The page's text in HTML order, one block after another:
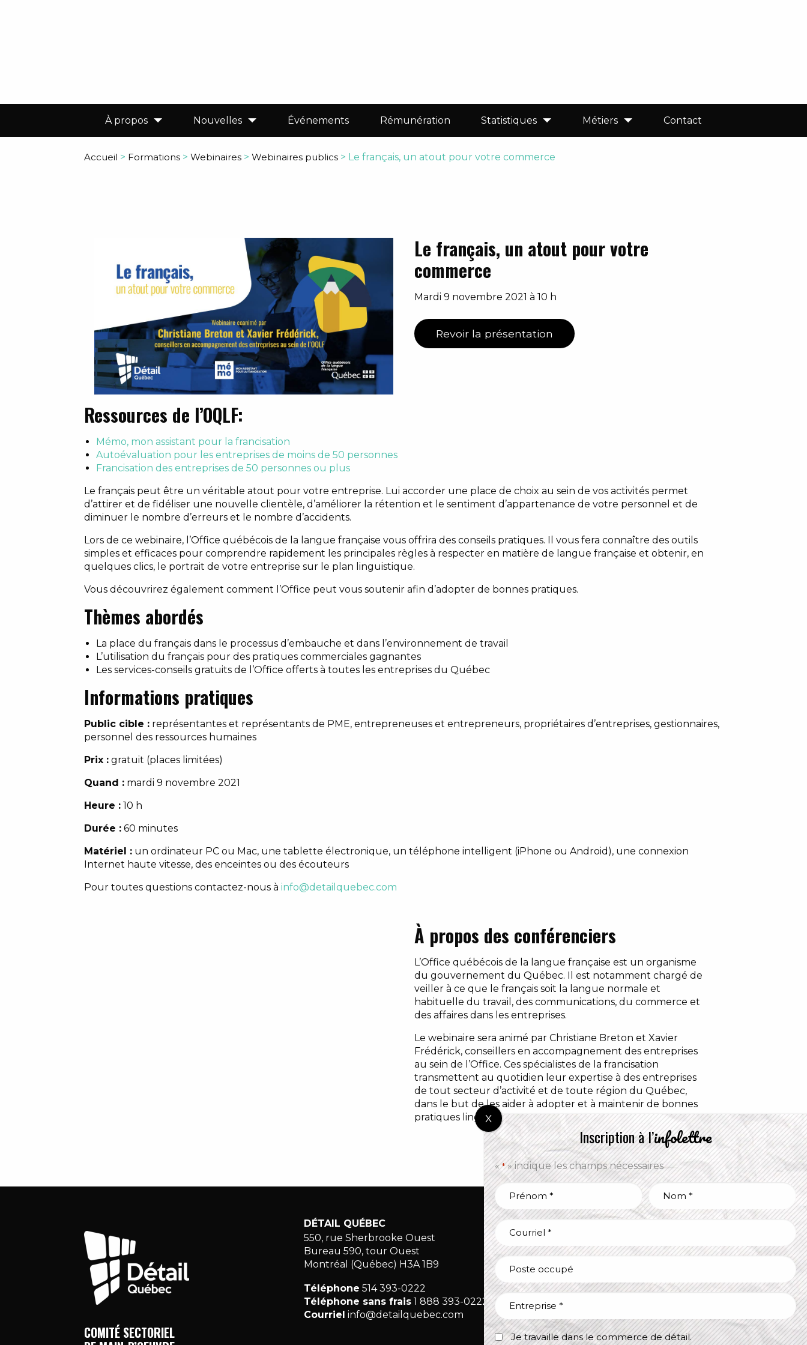
À propos Nouvelles Événements Rémunération Statistiques Métiers Contact
Accueil > Formations> Webinaires> Webinaires publics> Le français, un atout pour votre commerce
Le français, un atout pour votre
commerce
Mardi 9 novembre 2021 à 10 h
Revoir la présentation
Ressources de l’OQLF:
Mémo, mon assistant pour la francisation
Autoévaluation pour les entreprises de moins de 50 personnes
Francisation des entreprises de 50 personnes ou plus
Le français peut être un véritable atout pour votre entreprise. Lui accorder une place de choix au sein de vos activités permet
d’attirer et de fidéliser une nouvelle clientèle, d’améliorer la rétention et le sentiment d’appartenance de votre personnel et de
diminuer le nombre d’erreurs et le nombre d’accidents.
Lors de ce webinaire, l’Office québécois de la langue française vous offrira des conseils pratiques. Il vous fera connaître des outils
simples et efficaces pour comprendre rapidement les principales règles à respecter en matière de langue française et obtenir, en
quelques clics, le portrait de votre entreprise sur le plan linguistique.
Vous découvrirez également comment l’Office peut vous soutenir afin d’adopter de bonnes pratiques.
Thèmes abordés
La place du français dans le processus d’embauche et dans l’environnement de travail
L’utilisation du français pour des pratiques commerciales gagnantes
Les services-conseils gratuits de l’Office offerts à toutes les entreprises du Québec
Informations pratiques
Public cible :représentantes et représentants de PME, entrepreneuses et entrepreneurs, propriétaires d’entreprises, gestionnaires,
personnel des ressources humaines
Prix :gratuit (places limitées)
Quand :mardi 9 novembre 2021
Heure :10 h
Durée :60 minutes
Matériel :un ordinateur PC ou Mac, une tablette électronique, un téléphone intelligent (iPhone ou Android), une connexion
Internet haute vitesse, des enceintes ou des écouteurs
Pour toutes questions contactez-nous à info@detailquebec.com
À propos des conférenciers
L’Office québécois de la langue française est un organisme
du gouvernement du Québec. Il est notamment chargé de
veiller à ce que le français soit la langue normale et
habituelle du travail, des communications, du commerce et
des affaires dans les entreprises.
Le webinaire sera animé par Christiane Breton et Xavier
Frédérick, conseillers en accompagnement des entreprises
au sein de l’Office. Ces spécialistes de la francisation
transmettent au quotidien leur expertise à des entreprises
de tout secteur d’activité et de toute région du Québec,
dans le but de les aider à adopter et à maintenir de bonnes
pratiques linguistiques.
COMITÉ SECTORIEL
DÉTAIL QUÉBEC
550, rue Sherbrooke Ouest
Bureau 590, tour Ouest
Montréal (Québec) H3A 1B9
Téléphone 514 393-0222
Téléphone sans frais 1 888 393-0222
Courriel info@detailquebec.com
À propos
Nouvelles
Portrait du secteur
Métiers
Contact
Inscription à l’infolettre
«*» indique les champs nécessaires
Nom
Prénom
*
Nom
Courriel
Poste
occupé
Entreprise
Je Je travaille dans le commerce de détail.